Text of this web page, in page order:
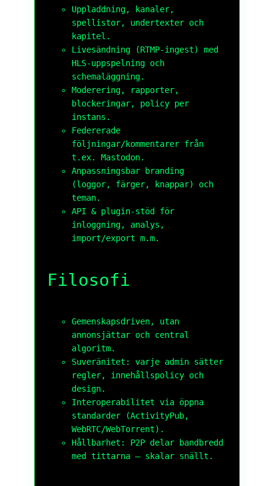
Uppladdning, kanaler,
spellistor, undertexter och
kapitel.
Livesändning (RTMP-ingest) med
HLS-uppspelning och
schemaläggning.
Moderering, rapporter,
blockeringar, policy per
instans.
Federerade
följningar/kommentarer från
t.ex. Mastodon.
Anpassningsbar branding
(loggor, färger, knappar) och
teman.
API & plugin-stöd för
inloggning, analys,
import/export m.m.
Filosofi
Gemenskapsdriven, utan
annonsjättar och central
algoritm.
Suveränitet: varje admin sätter
regler, innehållspolicy och
design.
Interoperabilitet via öppna
standarder (ActivityPub,
WebRTC/WebTorrent).
Hållbarhet: P2P delar bandbredd
med tittarna – skalar snällt.